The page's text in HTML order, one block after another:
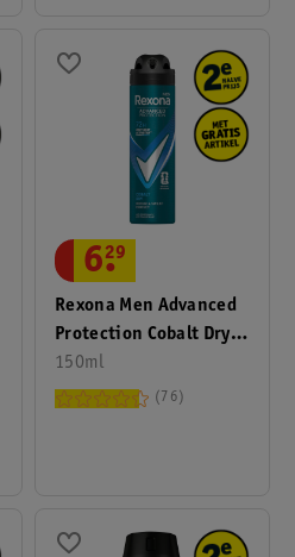
Rexona Men Advanced
Protection Cobalt Dry
Antitranspirant Spray
150ml
6.
29
76